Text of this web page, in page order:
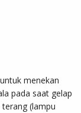
menekan
pada saat gelap
(lampu